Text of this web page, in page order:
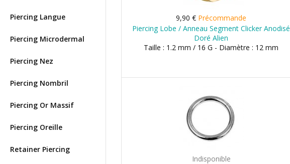
Piercing Langue
Piercing Microdermal
Piercing Nez
Piercing Nombril
Piercing Or Massif
Piercing Oreille
Retainer Piercing
9,90 € Précommande
Piercing Lobe / Anneau Segment Clicker Anodisé
Doré Alien
Taille : 1.2 mm / 16 G - Diamètre : 12 mm
Indisponible